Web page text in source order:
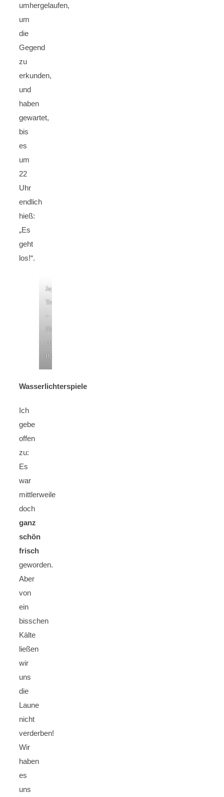
umhergelaufen,
um
die
Gegend
zu
erkunden,
und
haben
gewartet,
bis
es
um
22
Uhr
endlich
hieß:
„Es
geht
los!“.
Japanisches
Teehaus
–
Planten
un
Blomen
Wasserlichterspiele
Ich
gebe
offen
zu:
Es
war
mittlerweile
doch
ganz
schön
frisch
geworden.
Aber
von
ein
bisschen
Kälte
ließen
wir
uns
die
Laune
nicht
verderben!
Wir
haben
es
uns